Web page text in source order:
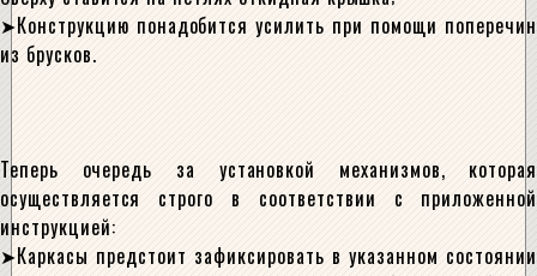
Конструкцию понадобится усилить при помощи поперечин
из брусков.
Теперь очередь за установкой механизмов, которая
осуществляется строго в соответствии с приложенной
инструкцией:
Каркасы предстоит зафиксировать в указанном состоянии